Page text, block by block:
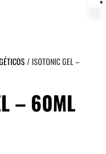
/ ISOTONIC GEL –
– 60ML